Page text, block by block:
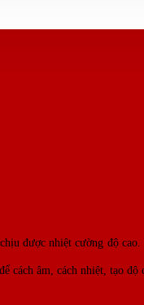
được nhiệt cường độ cao.
cách âm, cách nhiệt, tạo